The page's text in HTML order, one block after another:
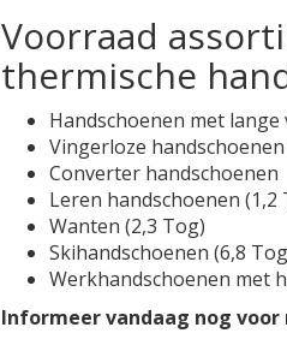
Voorraad
thermische
Handschoenen met lange
Vingerloze
Converter handschoenen
Leren handschoenen (1,2
Wanten (2,3 Tog)
Skihandschoenen (6,8
Werkhandschoenen met
Informeer vandaag nog